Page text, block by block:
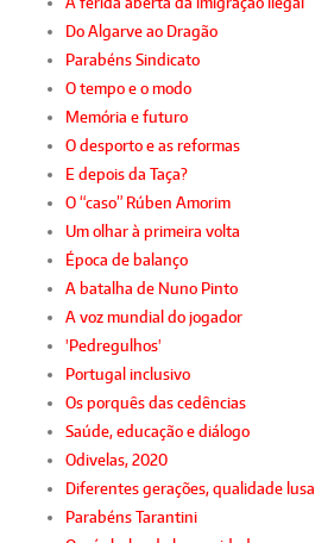
Do Algarve ao Dragão
Parabéns Sindicato
O tempo e o modo
Memória e futuro
O desporto e as reformas
E depois da Taça?
O “caso” Rúben Amorim
Um olhar à primeira volta
Época de balanço
A batalha de Nuno Pinto
A voz mundial do jogador
'Pedregulhos'
Portugal inclusivo
Os porquês das cedências
Saúde, educação e diálogo
Odivelas, 2020
Diferentes gerações, qualidade lusa
Parabéns Tarantini